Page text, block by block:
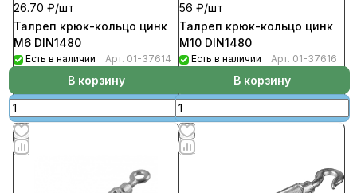
26.70 ₽/шт
Талреп крюк-кольцо цинк
М6 DIN1480
Есть в наличии Арт. 01-37614
В корзину
56 ₽/шт
Талреп крюк-кольцо цинк
М10 DIN1480
Есть в наличии Арт. 01-37616
В корзину